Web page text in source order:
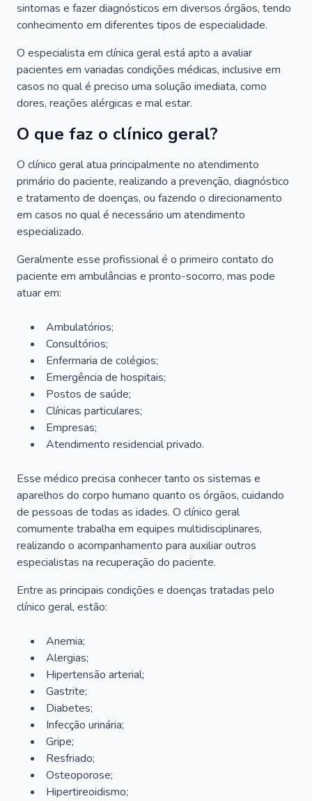
sintomas e fazer diagnósticos em diversos órgãos, tendo
conhecimento em diferentes tipos de especialidade.
O especialista em clínica geral está apto a avaliar
pacientes em variadas condições médicas, inclusive em
casos no qual é preciso uma solução imediata, como
dores, reações alérgicas e mal estar.
O que faz o clínico geral?
O clínico geral atua principalmente no atendimento
primário do paciente, realizando a prevenção, diagnóstico
e tratamento de doenças, ou fazendo o direcionamento
em casos no qual é necessário um atendimento
especializado.
Geralmente esse profissional é o primeiro contato do
paciente em ambulâncias e pronto-socorro, mas pode
atuar em:
Ambulatórios;
Consultórios;
Enfermaria de colégios;
Emergência de hospitais;
Postos de saúde;
Clínicas particulares;
Empresas;
Atendimento residencial privado.
Esse médico precisa conhecer tanto os sistemas e
aparelhos do corpo humano quanto os órgãos, cuidando
de pessoas de todas as idades. O clínico geral
comumente trabalha em equipes multidisciplinares,
realizando o acompanhamento para auxiliar outros
especialistas na recuperação do paciente.
Entre as principais condições e doenças tratadas pelo
clínico geral, estão:
Anemia;
Alergias;
Hipertensão arterial;
Gastrite;
Diabetes;
Infecção urinária;
Gripe;
Resfriado;
Osteoporose;
Hipertireoidismo;